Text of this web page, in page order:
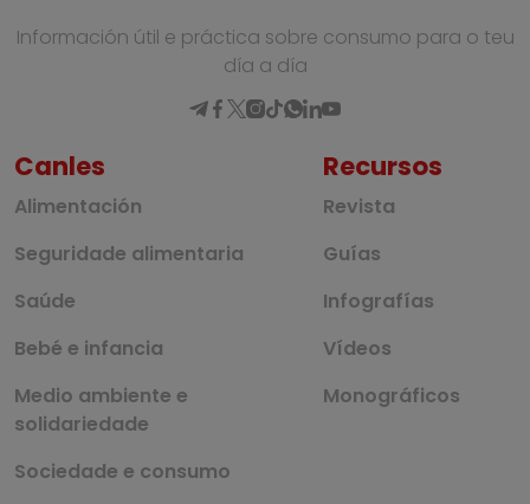
Información útil e práctica sobre consumo para o teu
día a día
Canles
Alimentación
Seguridade alimentaria
Saúde
Bebé e infancia
Medio ambiente e
solidariedade
Sociedade e consumo
Recursos
Revista
Guías
Infografías
Vídeos
Monográficos